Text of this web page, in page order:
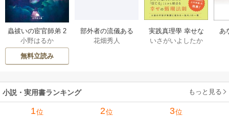
蟲祓いの宦官師弟 2
巻
小野はるか
無料立読み
部外者の流儀ある
日、三木たかしの5
したか 1巻
花畑秀人
実践真理學 幸せな
お金の使い方編 1巻
いさがいよしたか
あ
小説・実用書ランキング もっと見る
1位 2位 3位